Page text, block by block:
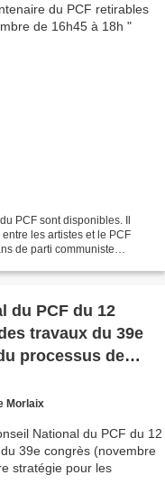
PCF sont disponibles. Il
les artistes et le PCF
de parti communiste
du PCF du 12
travaux du 39e
processus de
les
2021)
Morlaix